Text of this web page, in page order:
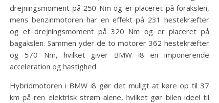
drejningsmoment på 250 Nm og er placeret på forakslen,
mens benzinmotoren har en effekt på 231 hestekræfter
og et drejningsmoment på 320 Nm og er placeret på
bagakslen. Sammen yder de to motorer 362 hestekræfter
og 570 Nm, hvilket giver BMW i8 en imponerende
acceleration og hastighed.
Hybridmotoren i BMW i8 gør det muligt at køre op til 37
km på ren elektrisk strøm alene, hvilket gør bilen ideel til